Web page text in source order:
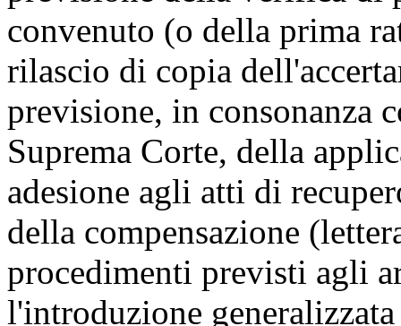
convenuto (o della prima
rilascio di copia
previsione, in consonanza
Suprema Corte, della
adesione agli atti di
della compensazione
procedimenti previsti agli
l'introduzione